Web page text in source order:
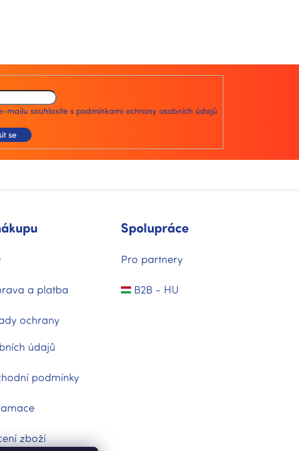
mailu souhlasíte s podmínkami ochrany osobních údajů
se
a platba
ochrany
údajů
podmínky
zboží
Spolupráce
Pro partnery
B2B - HU